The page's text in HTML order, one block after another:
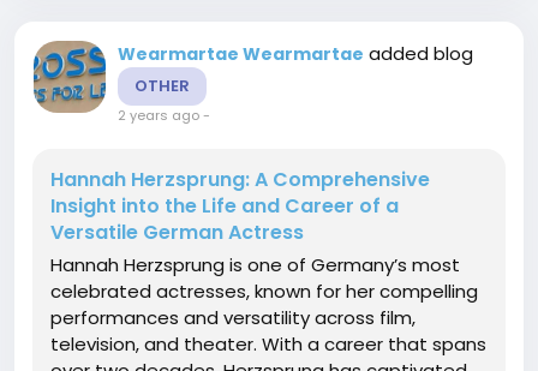
Wearmartae Wearmartae added blog
OTHER
2 years ago-
Hannah Herzsprung: A Comprehensive
Insight into the Life and Career of a
Versatile German Actress
Hannah Herzsprung is one of Germany’s most
celebrated actresses, known for her compelling
performances and versatility across film,
television, and theater. With a career that spans